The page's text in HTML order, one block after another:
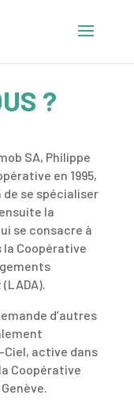
?
SA, Philippe
en 1995,
de se spécialiser
la
se consacre à
Coopérative
d’autres
active dans
Coopérative